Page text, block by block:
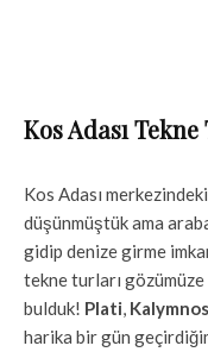
Kos Adası
Kos Adası
düşünmüştük ama
gidip denize girme
tekne turları
bulduk! Plati, Kalymnos
harika bir gün